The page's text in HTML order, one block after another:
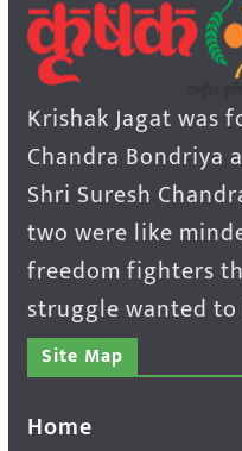
Krishak Jagat was
Chandra Bondriya
Shri Suresh
two were like
freedom fighters
struggle wanted
Site Map
Home